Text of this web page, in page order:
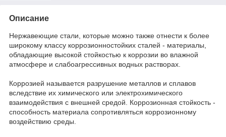
Описание
Нержавеющие стали, которые можно также отнести к более
широкому классу коррозионностойких сталей - материалы,
обладающие высокой стойкостью к коррозии во влажной
атмосфере и слабоагрессивных водных растворах.
Коррозией называется разрушение металлов и сплавов
вследствие их химического или электрохимического
взаимодействия с внешней средой. Коррозионная стойкость -
способность материала сопротивляться коррозионному
воздействию среды.